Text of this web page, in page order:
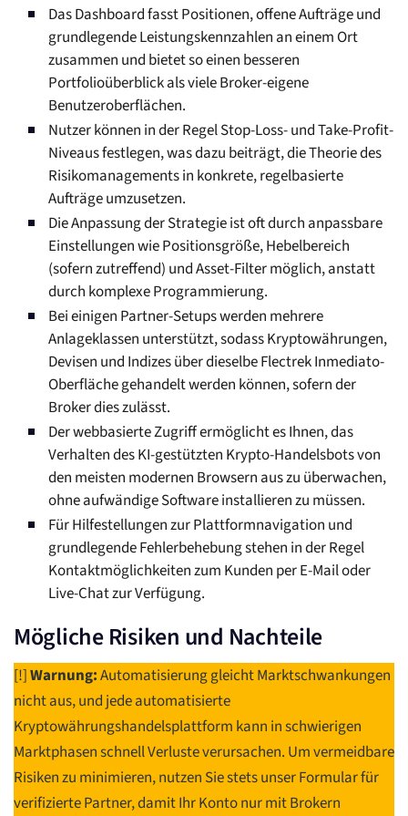
Das Dashboard fasst Positionen, offene Aufträge und
grundlegende Leistungskennzahlen an einem Ort
zusammen und bietet so einen besseren
Portfolioüberblick als viele Broker-eigene
Benutzeroberflächen.
Nutzer können in der Regel Stop-Loss- und Take-Profit-
Niveaus festlegen, was dazu beiträgt, die Theorie des
Risikomanagements in konkrete, regelbasierte
Aufträge umzusetzen.
Die Anpassung der Strategie ist oft durch anpassbare
Einstellungen wie Positionsgröße, Hebelbereich
(sofern zutreffend) und Asset-Filter möglich, anstatt
durch komplexe Programmierung.
Bei einigen Partner-Setups werden mehrere
Anlageklassen unterstützt, sodass Kryptowährungen,
Devisen und Indizes über dieselbe Flectrek Inmediato-
Oberfläche gehandelt werden können, sofern der
Broker dies zulässt.
Der webbasierte Zugriff ermöglicht es Ihnen, das
Verhalten des KI-gestützten Krypto-Handelsbots von
den meisten modernen Browsern aus zu überwachen,
ohne aufwändige Software installieren zu müssen.
Für Hilfestellungen zur Plattformnavigation und
grundlegende Fehlerbehebung stehen in der Regel
Kontaktmöglichkeiten zum Kunden per E-Mail oder
Live-Chat zur Verfügung.
Mögliche Risiken und Nachteile
[!]Warnung:Automatisierung gleicht Marktschwankungen
nicht aus, und jede automatisierte
Kryptowährungshandelsplattform kann in schwierigen
Marktphasen schnell Verluste verursachen. Um vermeidbare
Risiken zu minimieren, nutzen Sie stets unser Formular für
verifizierte Partner, damit Ihr Konto nur mit Brokern